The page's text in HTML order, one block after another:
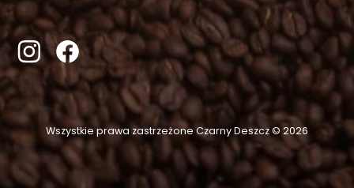
Wszystkie prawa zastrzeżone Czarny Deszcz © 2026